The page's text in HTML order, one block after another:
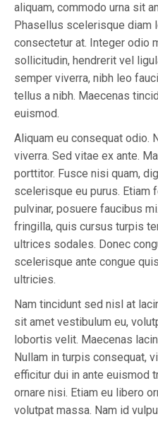
aliquam, commodo urna sit
Phasellus scelerisque diam
consectetur at. Integer odio
sollicitudin, hendrerit vel
semper viverra, nibh leo
tellus a nibh. Maecenas
euismod.
Aliquam eu consequat odio.
viverra. Sed vitae ex ante.
porttitor. Fusce nisi quam,
scelerisque eu purus. Etiam
pulvinar, posuere faucibus
fringilla, quis cursus turpis
ultrices sodales. Donec
scelerisque ante congue
ultricies.
Nam tincidunt sed nisl at
sit amet vestibulum eu,
lobortis velit. Maecenas
Nullam in turpis consequat,
efficitur dui in ante euismod
ornare nisi. Etiam eu libero
volutpat massa. Nam id